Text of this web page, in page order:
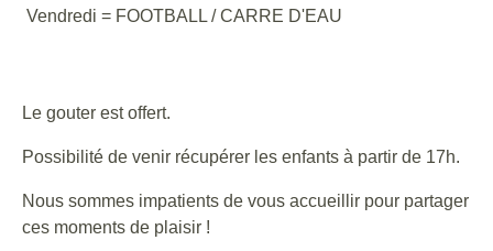
Vendredi = FOOTBALL / CARRE D'EAU
Le gouter est offert.
Possibilité de venir récupérer les enfants à partir de 17h.
Nous sommes impatients de vous accueillir pour partager
ces moments de plaisir !